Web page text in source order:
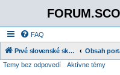
FAQ
Prvé slovenské skútrové fórum Obsah
Temy bez odpovedí Aktívne témy